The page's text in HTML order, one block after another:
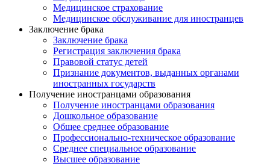
Медицинское страхование
Медицинское обслуживание для иностранцев
Заключение брака
Заключение брака
Регистрация заключения брака
Правовой статус детей
Признание документов, выданных органами
иностранных государств
Получение иностранцами образования
Получение иностранцами образования
Дошкольное образование
Общее среднее образование
Профессионально-техническое образование
Среднее специальное образование
Высшее образование